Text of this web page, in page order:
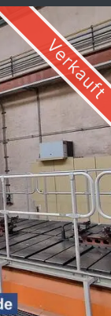
Verkauft